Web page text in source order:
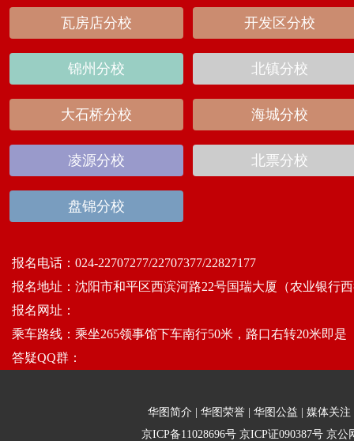
瓦房店分校 开发区分校
锦州分校 北镇分校
大石桥分校 海城分校
凌源分校 北票分校
盘锦分校
报名电话： 024-22707277/22707377/22827177
报名地址： 沈阳市和平区西滨河路22号国瑞大厦（农业银行
报名网址：
乘车路线： 乘坐265领事馆下车南行50米，路口右转20米即是
答疑QQ群：
华图简介 华图荣誉 华图公益 媒体关注
京ICP备11028696号 京ICP证090387号京公